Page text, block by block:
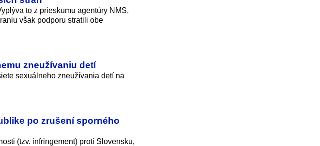
to z prieskumu agentúry NMS,
však podporu stratili obe
zneužívaniu detí
sexuálneho zneužívania detí na
po zrušení sporného
(tzv. infringement) proti Slovensku,